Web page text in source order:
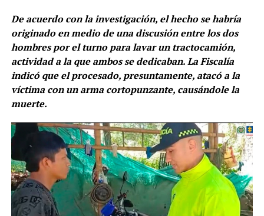
De acuerdo con la investigación, el hecho se habría
originado en medio de una discusión entre los dos
hombres por el turno para lavar un tractocamión,
actividad a la que ambos se dedicaban. La Fiscalía
indicó que el procesado, presuntamente, atacó a la
víctima con un arma cortopunzante, causándole la
muerte.